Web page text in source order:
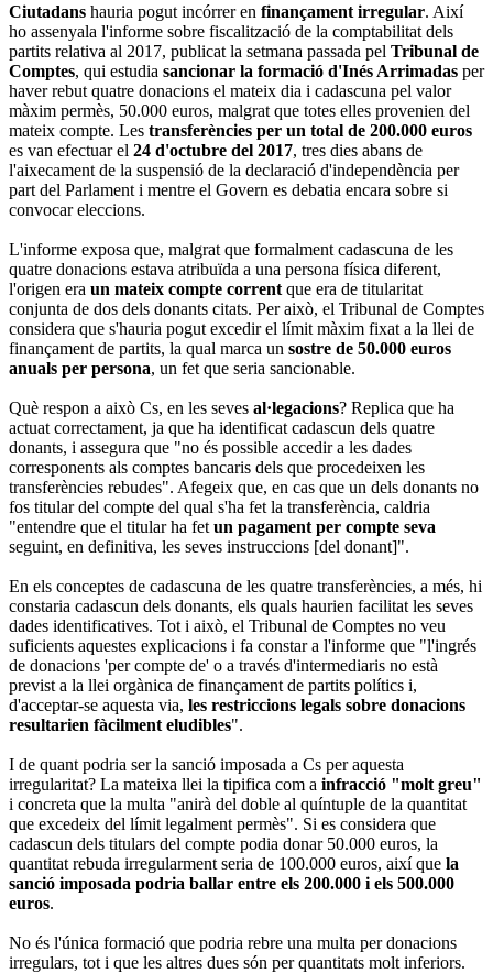
Ciutadans hauria pogut incórrer en finançament irregular. Així
ho assenyala l'informe sobre fiscalització de la comptabilitat dels
partits relativa al 2017, publicat la setmana passada pel Tribunal de
Comptes, qui estudia sancionar la formació d'Inés Arrimadas per
haver rebut quatre donacions el mateix dia i cadascuna pel valor
màxim permès, 50.000 euros, malgrat que totes elles provenien del
mateix compte. Les transferències per un total de 200.000 euros
es van efectuar el 24 d'octubre del 2017, tres dies abans de
l'aixecament de la suspensió de la declaració d'independència per
part del Parlament i mentre el Govern es debatia encara sobre si
convocar eleccions.
L'informe exposa que, malgrat que formalment cadascuna de les
quatre donacions estava atribuïda a una persona física diferent,
l'origen era un mateix compte corrent que era de titularitat
conjunta de dos dels donants citats. Per això, el Tribunal de Comptes
considera que s'hauria pogut excedir el límit màxim fixat a la llei de
finançament de partits, la qual marca un sostre de 50.000 euros
anuals per persona, un fet que seria sancionable.
Què respon a això Cs, en les seves al·legacions? Replica que ha
actuat correctament, ja que ha identificat cadascun dels quatre
donants, i assegura que "no és possible accedir a les dades
corresponents als comptes bancaris dels que procedeixen les
transferències rebudes". Afegeix que, en cas que un dels donants no
fos titular del compte del qual s'ha fet la transferència, caldria
"entendre que el titular ha fet un pagament per compte seva
seguint, en definitiva, les seves instruccions [del donant]".
En els conceptes de cadascuna de les quatre transferències, a més, hi
constaria cadascun dels donants, els quals haurien facilitat les seves
dades identificatives. Tot i això, el Tribunal de Comptes no veu
suficients aquestes explicacions i fa constar a l'informe que "l'ingrés
de donacions 'per compte de' o a través d'intermediaris no està
previst a la llei orgànica de finançament de partits polítics i,
d'acceptar-se aquesta via, les restriccions legals sobre donacions
resultarien fàcilment eludibles".
I de quant podria ser la sanció imposada a Cs per aquesta
irregularitat? La mateixa llei la tipifica com a infracció "molt greu"
i concreta que la multa "anirà del doble al quíntuple de la quantitat
que excedeix del límit legalment permès". Si es considera que
cadascun dels titulars del compte podia donar 50.000 euros, la
quantitat rebuda irregularment seria de 100.000 euros, així que la
sanció imposada podria ballar entre els 200.000 i els 500.000
euros.
No és l'única formació que podria rebre una multa per donacions
irregulars, tot i que les altres dues són per quantitats molt inferiors.